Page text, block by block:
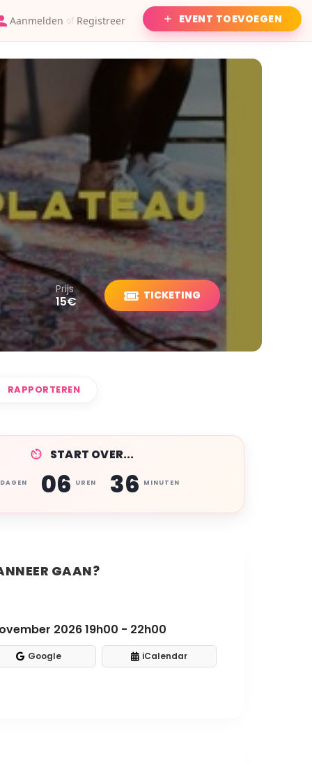
Aanmelden of Registreer EVENT TOEVOEGEN
Prijs
15€ TICKETING
RAPPORTEREN
START OVER...
DAGEN 06 UREN 36 MINUTEN
GAAN?
2026 19h00 - 22h00
Google iCalendar